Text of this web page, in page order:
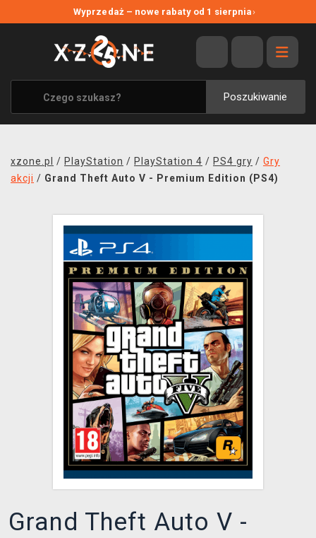
Wyprzedaż – nowe rabaty od 1 sierpnia›
Poszukiwanie
WYPRZEDAŻ
WSZYSTKIE MARKI
XZONE ORIGINALS
UBRANIA I AKCESORIA
SOUNDTRACKI
KONTAKT
TRANSPORT
XZONE KLUB
xzone.pl / PlayStation / PlayStation 4 / PS4 gry / Gry
akcji / Grand Theft Auto V - Premium Edition (PS4)
Grand Theft Auto V -